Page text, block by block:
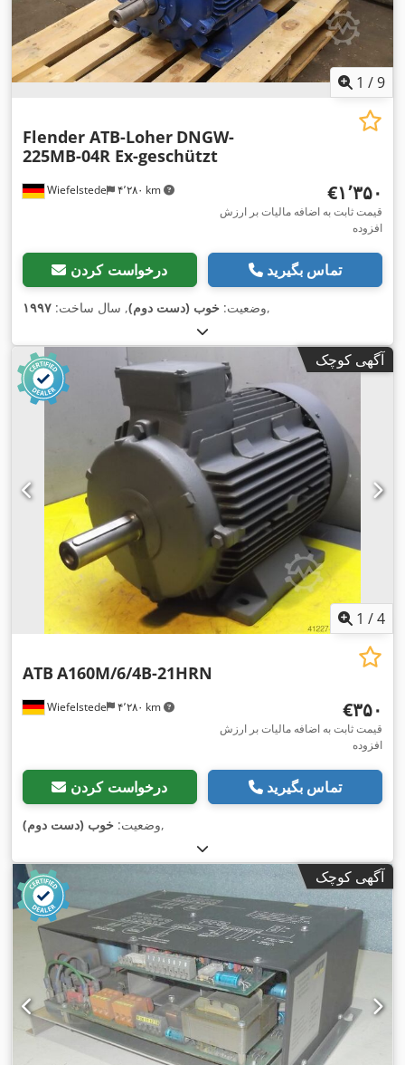
1 /9
Wiefelstede ۴٬۲۸۰ km
Flender ATB-Loher DNGW-
225MB-04R Ex-geschützt
‎€۱٬۳۵۰
قیمت ثابت به اضافه مالیات بر ارزش
افزوده
درخواست کردن تماس بگیرید
وضعیت: خوب (دست دوم), سال ساخت: ۱۹۹۷ ,
آگهی کوچک
1 /4
Wiefelstede ۴٬۲۸۰ km
ATB A160M/6/4B-21HRN
‎€۳۵۰
قیمت ثابت به اضافه مالیات بر ارزش
افزوده
درخواست کردن تماس بگیرید
وضعیت: خوب (دست دوم) ,
آگهی کوچک